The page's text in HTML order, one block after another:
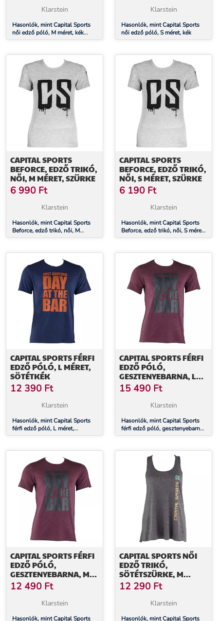
Klarstein
Hasonlók, mint Capital Sports
női edző póló, M méret, kék
tricolor
Klarstein
Hasonlók, mint Capital Sports
női edző póló, S méret, kék
CAPITAL SPORTS
BEFORCE, EDZŐ TRIKÓ,
NŐI, M MÉRET, SZÜRKE
6 990 Ft
Klarstein
Hasonlók, mint Capital Sports
Beforce, edző trikó, női, M
méret, szürke
CAPITAL SPORTS
BEFORCE, EDZŐ TRIKÓ,
NŐI, S MÉRET, SZÜRKE
6 190 Ft
Klarstein
Hasonlók, mint Capital Sports
Beforce, edző trikó, női, S méret,
szürke
CAPITAL SPORTS FÉRFI
EDZŐ PÓLÓ, L MÉRET,
SÖTÉTKÉK
12 390 Ft
Klarstein
Hasonlók, mint Capital Sports
férfi edző póló, L méret,
sötétkék
CAPITAL SPORTS FÉRFI
EDZŐ PÓLÓ,
GESZTENYEBARNA, L
MÉRET
15 490 Ft
Klarstein
Hasonlók, mint Capital Sports
férfi edző póló, gesztenyebarna,
L méret
CAPITAL SPORTS FÉRFI
EDZŐ PÓLÓ,
GESZTENYEBARNA, M
MÉRET
12 490 Ft
Klarstein
Hasonlók, mint Capital Sports
CAPITAL SPORTS NŐI
EDZŐ TRIKÓ,
SÖTÉTSZÜRKE, M
MÉRET
12 290 Ft
Klarstein
Hasonlók, mint Capital Sports